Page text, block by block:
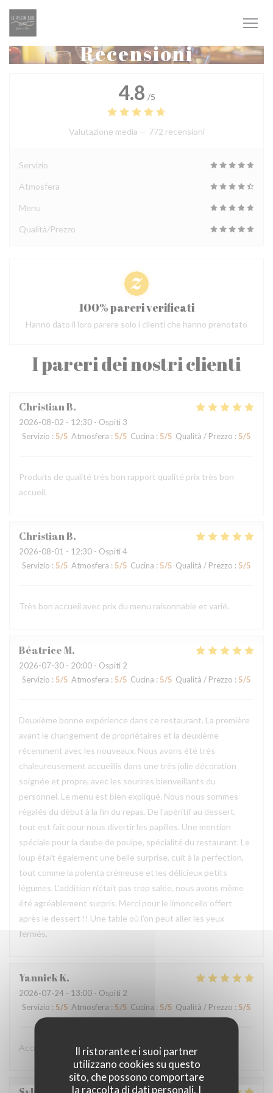
Personalizzazione delle tue scelte sui cookie
Il ristorante e i suoi partner
utilizzano cookies su questo
sito, che possono comportare
la raccolta di dati personali. I
Recensioni
I pareri dei nostri clienti
ChristianB
2026-08-02 - 12:30 - Ospiti 3
Servizio : 5/5 Atmosfera : 5/5 Cucina : 5/5 Qualità / Prezzo : 5/5
Produits de qualité très bon rapport qualité prix très bon
accueil.
ChristianB
2026-08-01 - 12:30 - Ospiti 4
Servizio : 5/5 Atmosfera : 5/5 Cucina : 5/5 Qualità / Prezzo : 5/5
Très bon accueil avec prix du menu raisonnable et varié.
BéatriceM
2026-07-30 - 20:00 - Ospiti 2
Servizio : 5/5 Atmosfera : 5/5 Cucina : 5/5 Qualità / Prezzo : 5/5
Deuxième bonne expérience dans ce restaurant. La première
avant le changement de propriétaires et la deuxième
récemment avec les nouveaux. Nous avons été très
chaleureusement accueillis dans une très jolie décoration
soignée et propre, avec les sourires bienveillants du
personnel. Le menu est bien expliqué. Nous nous sommes
régalés du début à la fin du repas. De l'apéritif au dessert,
tout est fait pour nous divertir les papilles. Une mention
spéciale pour la daube de poulpe, spécialité du restaurant. Le
loup était également une belle surprise, cuit à la perfection,
tout comme la polenta crémeuse et les délicieux petits
légumes. L'addition n'était pas trop salée, nous avons même
été agréablement surpris. Merci pour le limoncello offert
après le dessert !! Une table où l'on peut aller les yeux
fermés.
YannickK
2026-07-24 - 13:00 - Ospiti 2
Servizio : 5/5 Atmosfera : 5/5 Cucina : 5/5 Qualità / Prezzo : 5/5
Accueil et qualité du repas sans faute.
4.8 /5
Valutazione media — 772 recensioni
Servizio
Atmosfera
Menu
Qualità/Prezzo
100% pareri verificati
Hanno dato il loro parere solo i clienti che hanno prenotato